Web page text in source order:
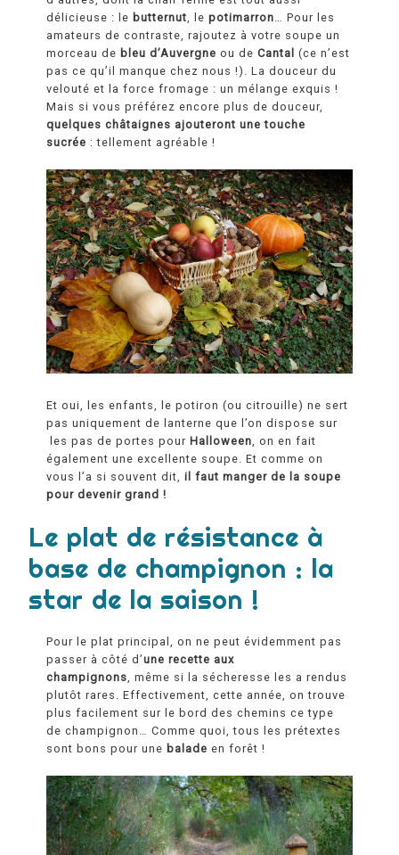
délicieuse : le butternut, lepotimarron… Pour les
amateurs de contraste, rajoutez à votre soupe un
morceau de bleu d’Auvergne ou deCantal (ce n’est
pas ce qu’il manque chez nous !). La douceur du
velouté et la force fromage : un mélange exquis !
Mais si vous préférez encore plus de douceur,
quelques châtaignes ajouteront une touche
sucrée : tellement agréable !
Et oui, les enfants, le potiron (ou citrouille) ne sert
pas uniquement de lanterne que l’on dispose sur
les pas de portes pourHalloween , on en fait
également une excellente soupe. Et comme on
vous l’a si souvent dit,il faut manger de la soupe
pour devenir grand !
Le plat de résistance à
base de champignon : la
star de la saison !
Pour le plat principal, on ne peut évidemment pas
passer à côté d’une recette aux
champignons , même si la sécheresse les a rendus
plutôt rares. Effectivement, cette année, on trouve
plus facilement sur le bord des chemins ce type
de champignon… Comme quoi, tous les prétextes
sont bons pour une balade en forêt !